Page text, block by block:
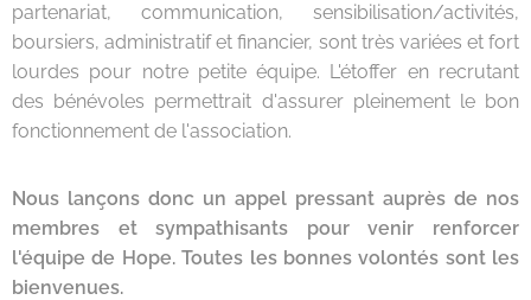
partenariat, communication, sensibilisation/activités,
boursiers, administratif et financier, sont très variées et fort
lourdes pour notre petite équipe. L'étoffer en recrutant
des bénévoles permettrait d'assurer pleinement le bon
fonctionnement de l'association.
Nous lançons donc un appel pressant auprès de nos
membres et sympathisants pour venir renforcer
l'équipe de Hope. Toutes les bonnes volontés sont les
bienvenues.